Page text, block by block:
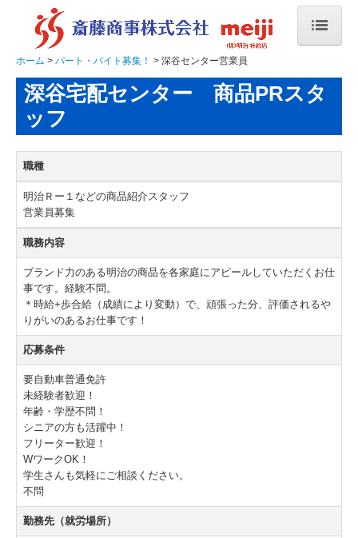
ホーム
商品・サービス案内
お申込み、ご利用の流れ
会社概要
各店舗の情報
メディアへの登場
イベント情報！
お問い合わせ
パート・バイト募集！
スタッフインタビュー
吹上センター営業員
吹上センター配達員
深谷センター営業員
深谷センター配達員
ホーム パート・バイト募集！ 深谷センター営業員
深谷宅配センター 商品PRスタ
ッフ
職種
明治Ｒー１などの商品紹介スタッフ
営業員募集
職務内容
ブランド力のある明治の商品を各家庭にアピールしていただくお仕
事です。経験不問。
＊時給+歩合給（成績により変動）で、頑張った分、評価されるや
りがいのあるお仕事です！
応募条件
要自動車普通免許
未経験者歓迎！
年齢・学歴不問！
シニアの方も活躍中！
フリーター歓迎！
WワークOK！
学生さんも気軽にご相談ください。
不問
勤務先（就労場所）